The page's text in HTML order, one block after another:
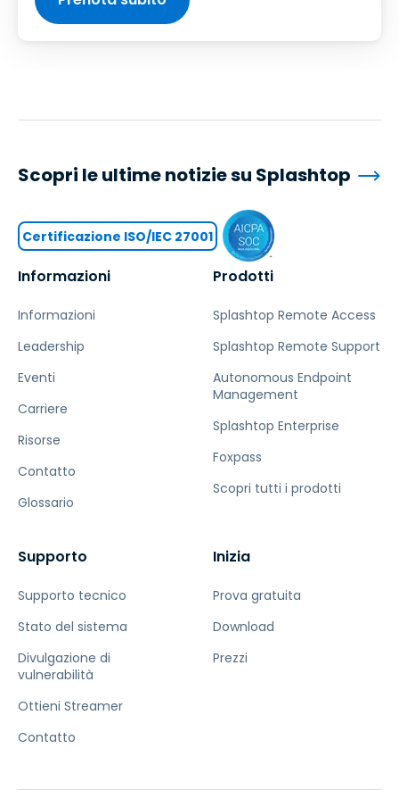
Informazioni
Informazioni
Leadership
Eventi
Carriere
Risorse
Contatto
Glossario
Prodotti
Splashtop Remote Access
Splashtop Remote Support
Autonomous Endpoint
Management
Splashtop Enterprise
Foxpass
Scopri tutti i prodotti
Supporto
Supporto tecnico
Stato del sistema
Divulgazione di
vulnerabilità
Ottieni Streamer
Contatto
Inizia
Prova gratuita
Download
Prezzi
Scopri le ultime notizie su Splashtop
Certificazione ISO/IEC 27001